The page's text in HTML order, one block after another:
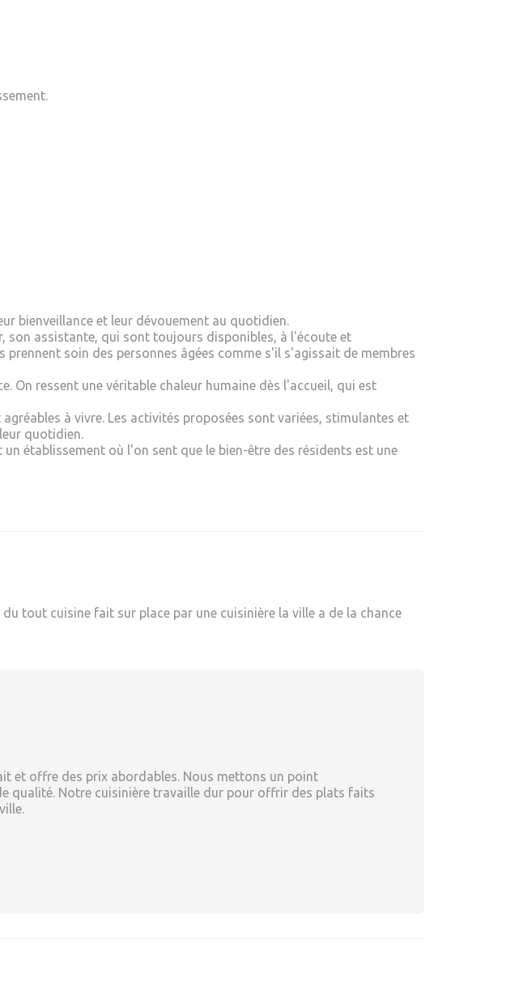
bienveillance et leur dévouement au quotidien.
son assistante, qui sont toujours disponibles, à l'écoute et
soin des personnes âgées comme s'il s'agissait de membres
On ressent une véritable chaleur humaine dès l'accueil, qui est
à vivre. Les activités proposées sont variées, stimulantes et
quotidien.
établissement où l'on sent que le bien-être des résidents est une
tout cuisine fait sur place par une cuisinière la ville a de la chance
et offre des prix abordables. Nous mettons un point
qualité. Notre cuisinière travaille dur pour offrir des plats faits